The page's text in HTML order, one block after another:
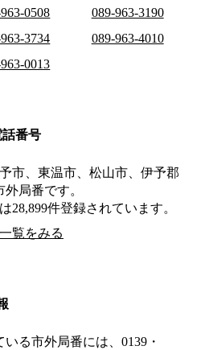
0508
089-963-3190
3734
089-963-4010
0013
話番号
市、東温市、松山市、伊予郡
局番です。
28,899件登録されています。
覧をみる
る市外局番には、0139・